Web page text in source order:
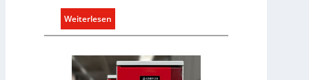
e
e
h
Weiterlesen
E
n
C